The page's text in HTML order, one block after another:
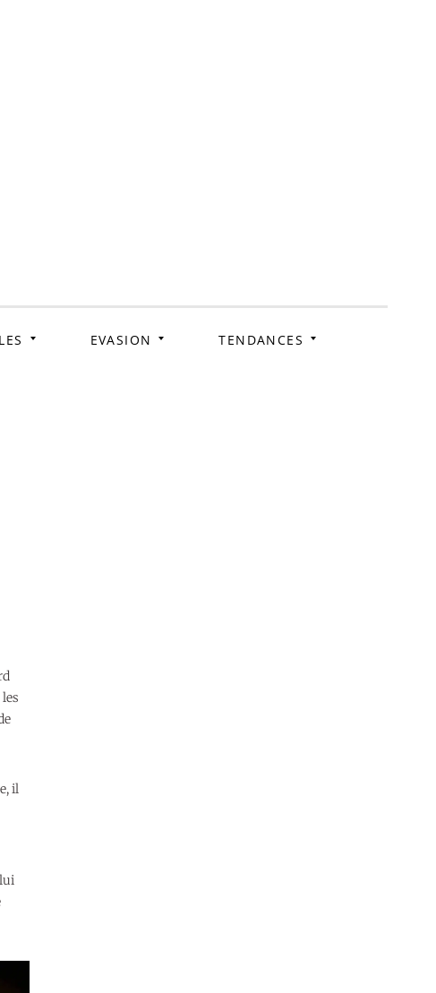
EVASION TENDANCES
il